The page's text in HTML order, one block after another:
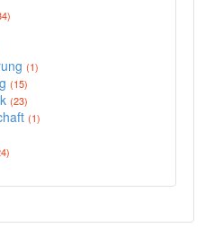
(1)
(15)
(23)
(1)